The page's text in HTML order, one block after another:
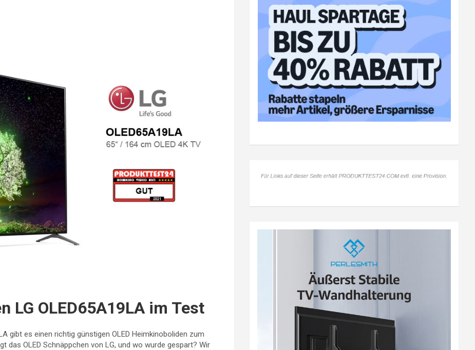
LG OLED65A19LA im Test
gibt es einen richtig günstigen OLED Heimkinoboliden zum
das OLED Schnäppchen von LG, und wo wurde gespart? Wir